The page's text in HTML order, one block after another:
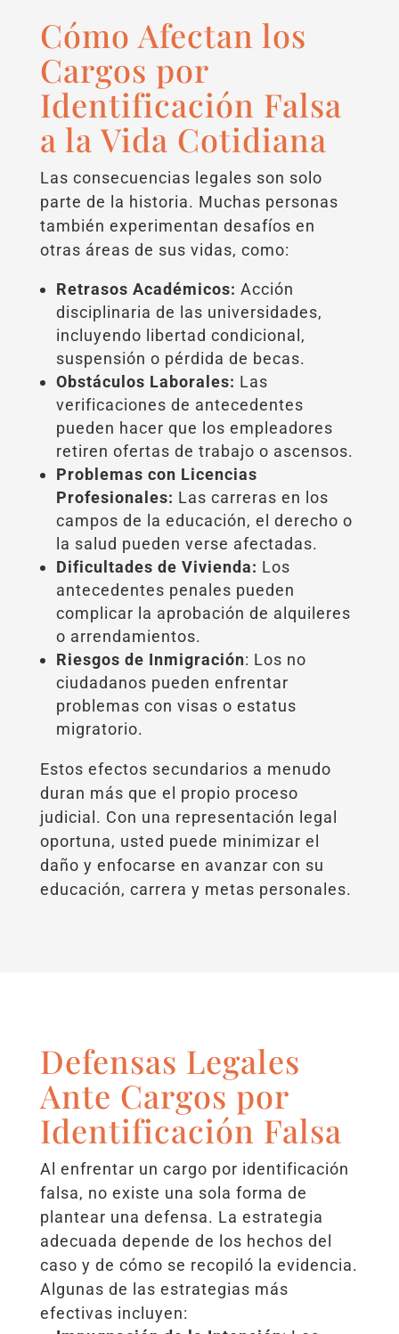
Cómo Afectan los
Cargos por
Identificación Falsa
a la Vida Cotidiana
Las consecuencias legales son solo
parte de la historia. Muchas personas
también experimentan desafíos en
otras áreas de sus vidas, como:
Retrasos Académicos: Acción
disciplinaria de las universidades,
incluyendo libertad condicional,
suspensión o pérdida de becas.
Obstáculos Laborales: Las
verificaciones de antecedentes
pueden hacer que los empleadores
retiren ofertas de trabajo o ascensos.
Problemas con Licencias
Profesionales: Las carreras en los
campos de la educación, el derecho o
la salud pueden verse afectadas.
Dificultades de Vivienda: Los
antecedentes penales pueden
complicar la aprobación de alquileres
o arrendamientos.
Riesgos de Inmigración: Los no
ciudadanos pueden enfrentar
problemas con visas o estatus
migratorio.
Estos efectos secundarios a menudo
duran más que el propio proceso
judicial. Con una representación legal
oportuna, usted puede minimizar el
daño y enfocarse en avanzar con su
educación, carrera y metas personales.
Defensas Legales
Ante Cargos por
Identificación Falsa
Al enfrentar un cargo por identificación
falsa, no existe una sola forma de
plantear una defensa. La estrategia
adecuada depende de los hechos del
caso y de cómo se recopiló la evidencia.
Algunas de las estrategias más
efectivas incluyen: